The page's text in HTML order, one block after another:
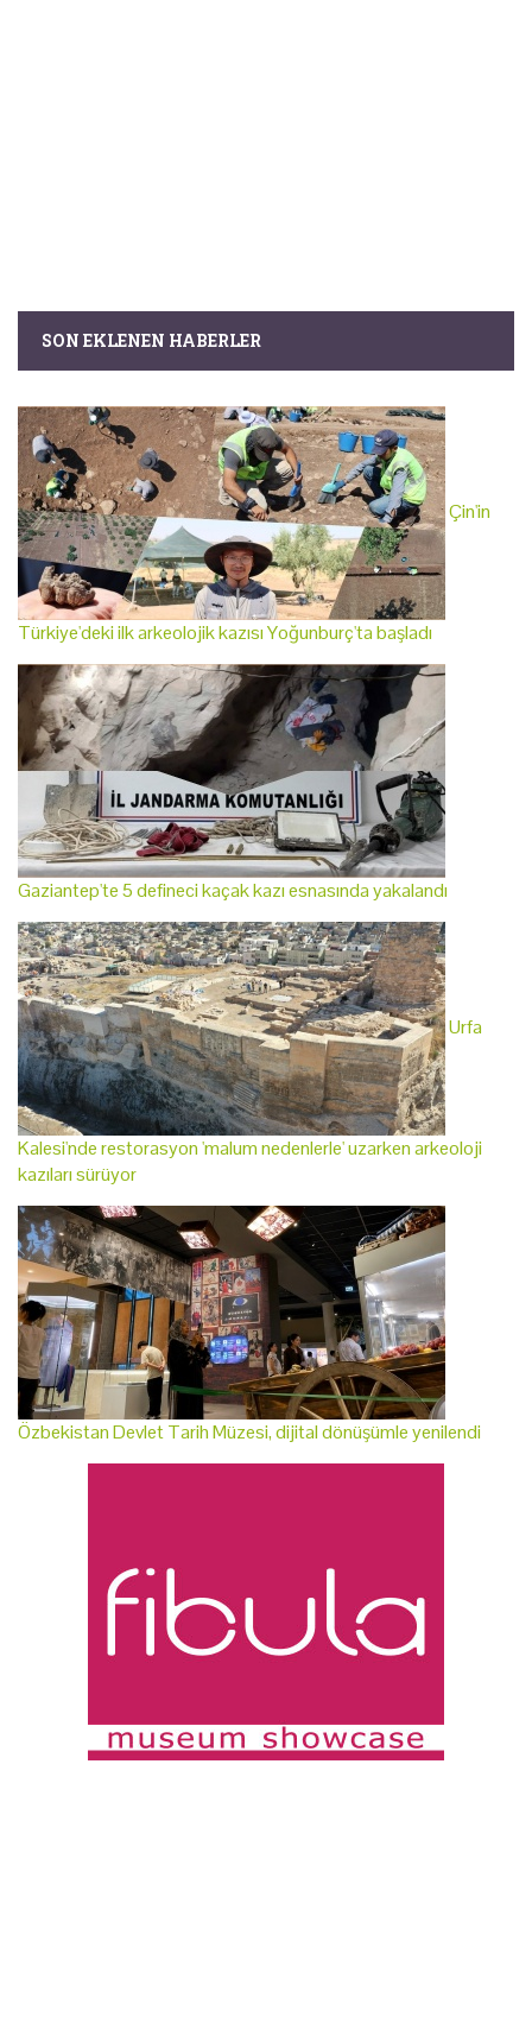
SON EKLENEN HABERLER
Çin'in
Türkiye'deki ilk arkeolojik kazısı Yoğunburç'ta başladı
Gaziantep'te 5 defineci kaçak kazı esnasında yakalandı
Urfa
Kalesi'nde restorasyon 'malum nedenlerle' uzarken arkeoloji
kazıları sürüyor
Özbekistan Devlet Tarih Müzesi, dijital dönüşümle yenilendi